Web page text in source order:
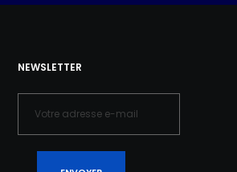
NEWSLETTER